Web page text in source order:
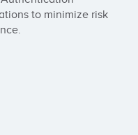
to minimize risk